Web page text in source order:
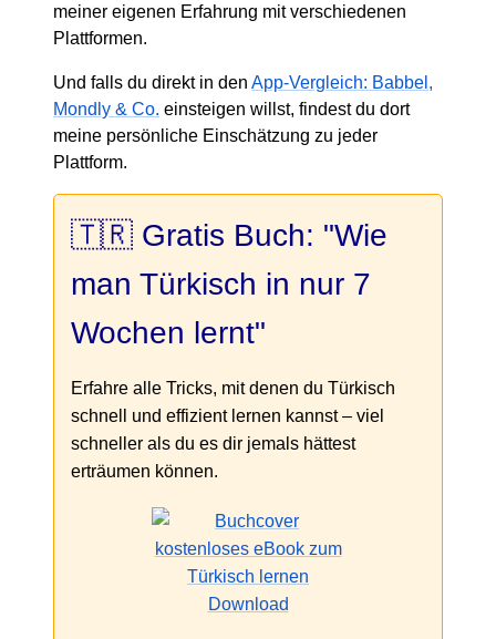
meiner eigenen Erfahrung mit verschiedenen
Plattformen.
Und falls du direkt in den App-Vergleich: Babbel,
Mondly & Co. einsteigen willst, findest du dort
meine persönliche Einschätzung zu jeder
Plattform.
🇹🇷 Gratis Buch: "Wie
man Türkisch in nur 7
Wochen lernt"
Erfahre alle Tricks, mit denen du Türkisch
schnell und effizient lernen kannst – viel
schneller als du es dir jemals hättest
erträumen können.